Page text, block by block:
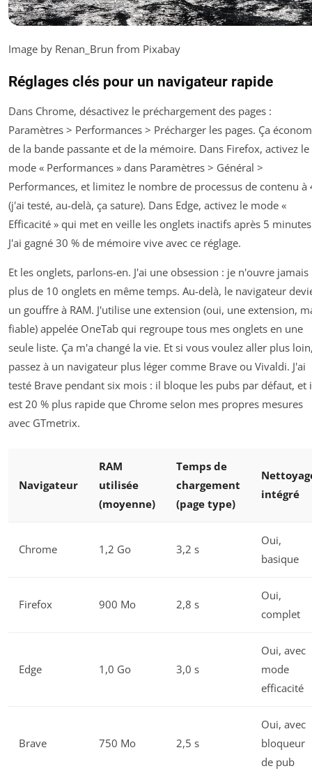
Image by Renan_Brun from Pixabay
Réglages clés pour un navigateur rapide
Dans Chrome, désactivez le préchargement des pages :
Paramètres > Performances > Précharger les pages. Ça
de la bande passante et de la mémoire. Dans Firefox, activez le
mode « Performances » dans Paramètres > Général >
Performances, et limitez le nombre de processus de contenu à
(j'ai testé, au-delà, ça sature). Dans Edge, activez le mode «
Efficacité » qui met en veille les onglets inactifs après 5
J'ai gagné 30 % de mémoire vive avec ce réglage.
Et les onglets, parlons-en. J'ai une obsession : je n'ouvre jamais
plus de 10 onglets en même temps. Au-delà, le navigateur
un gouffre à RAM. J'utilise une extension (oui, une extension,
fiable) appelée OneTab qui regroupe tous mes onglets en une
seule liste. Ça m'a changé la vie. Et si vous voulez aller plus
passez à un navigateur plus léger comme Brave ou Vivaldi. J'ai
testé Brave pendant six mois : il bloque les pubs par défaut, et
est 20 % plus rapide que Chrome selon mes propres mesures
avec GTmetrix.
Navigateur
RAM
utilisée
(moyenne)
Temps de
chargement
(page type)
intégré
Chrome 1,2 Go 3,2 s
Oui,
basique
Firefox 900 Mo 2,8 s
Oui,
complet
Edge 1,0 Go 3,0 s
Oui, avec
mode
efficacité
Brave 750 Mo 2,5 s
Oui, avec
bloqueur
de pub